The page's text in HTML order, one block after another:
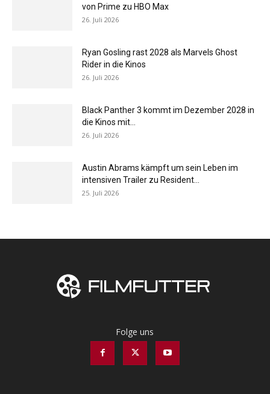
von Prime zu HBO Max
26. Juli 2026
Ryan Gosling rast 2028 als Marvels Ghost
Rider in die Kinos
26. Juli 2026
Black Panther 3 kommt im Dezember 2028 in
die Kinos mit...
26. Juli 2026
Austin Abrams kämpft um sein Leben im
intensiven Trailer zu Resident...
25. Juli 2026
Folge uns